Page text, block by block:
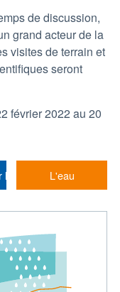
de discussion,
grand acteur de la
visites de terrain et
seront
février 2022 au 20
santé du vivant
L'eau